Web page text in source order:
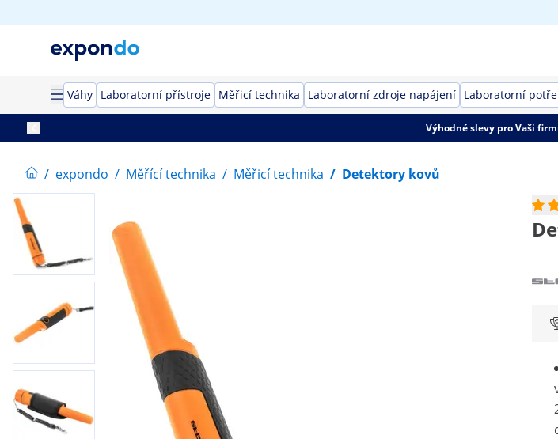
Váhy Laboratorní přístroje Měřicí technika Laboratorní zdroje napájení Laboratorní
Výhodné slevy pro Vaši
/ expondo / Měřící technika / Měřicí technika / Detektory kovů